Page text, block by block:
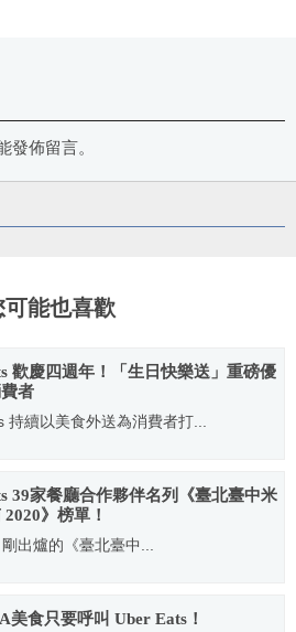
發佈留言。
可能也喜歡
歡慶四週年！「生日快樂送」重磅優
者
持續以美食外送為消費者打...
39家餐廳合作夥伴名列《臺北臺中米
》榜單！
出爐的《臺北臺中...
美食只要呼叫 Uber Eats！